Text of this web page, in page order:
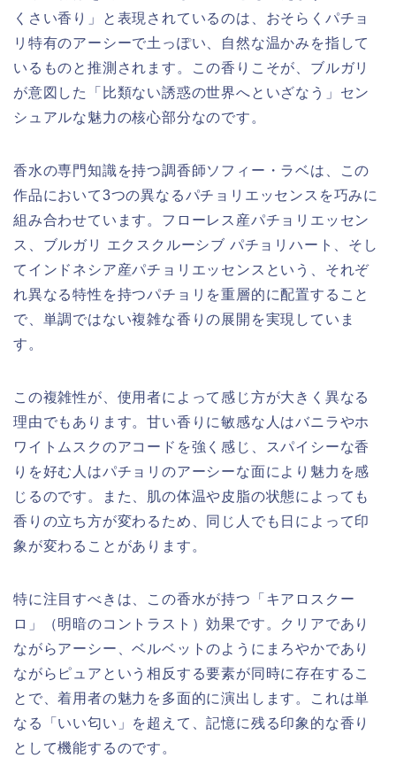
くさい香り」と表現されているのは、おそらくパチョ
リ特有のアーシーで土っぽい、自然な温かみを指して
いるものと推測されます。この香りこそが、ブルガリ
が意図した「比類ない誘惑の世界へといざなう」セン
シュアルな魅力の核心部分なのです。
香水の専門知識を持つ調香師ソフィー・ラベは、この
作品において3つの異なるパチョリエッセンスを巧みに
組み合わせています。フローレス産パチョリエッセン
ス、ブルガリ エクスクルーシブ パチョリハート、そし
てインドネシア産パチョリエッセンスという、それぞ
れ異なる特性を持つパチョリを重層的に配置すること
で、単調ではない複雑な香りの展開を実現していま
す。
この複雑性が、使用者によって感じ方が大きく異なる
理由でもあります。甘い香りに敏感な人はバニラやホ
ワイトムスクのアコードを強く感じ、スパイシーな香
りを好む人はパチョリのアーシーな面により魅力を感
じるのです。また、肌の体温や皮脂の状態によっても
香りの立ち方が変わるため、同じ人でも日によって印
象が変わることがあります。
特に注目すべきは、この香水が持つ「キアロスクー
ロ」（明暗のコントラスト）効果です。クリアであり
ながらアーシー、ベルベットのようにまろやかであり
ながらピュアという相反する要素が同時に存在するこ
とで、着用者の魅力を多面的に演出します。これは単
なる「いい匂い」を超えて、記憶に残る印象的な香り
として機能するのです。